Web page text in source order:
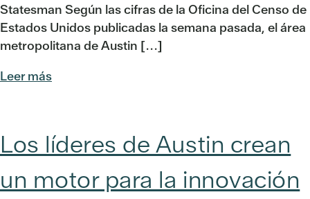
Statesman Según las cifras de la Oficina del Censo de
Estados Unidos publicadas la semana pasada, el área
metropolitana de Austin [...]
Leer más
Los líderes de Austin crean
un motor para la innovación